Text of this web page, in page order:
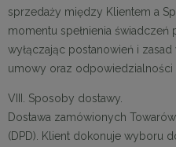
sprzedaży między Klientem a
momentu spełnienia świadczeń
wyłączając postanowień i
umowy oraz odpowiedzialności
VIII. Sposoby dostawy.
Dostawa zamówionych
(DPD). Klient dokonuje wyboru